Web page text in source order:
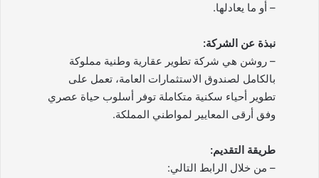
– أو ما يعادلها.
نبذة عن الشركة:
– روشن هي شركة تطوير عقارية وطنية مملوكة
بالكامل لصندوق الاستثمارات العامة، تعمل على
تطوير أحياء سكنية متكاملة توفر أسلوب حياة عصري
وفق أرقى المعايير لمواطني المملكة.
طريقة التقديم:
– من خلال الرابط التالي: